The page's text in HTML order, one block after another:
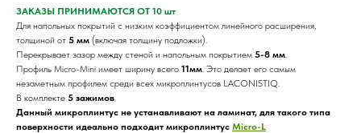
ЗАКАЗЫ ПРИНИМАЮТСЯ ОТ 10 шт
Для напольных покрытий с низким коэффициентом линейного расширения,
толщиной от 5 мм (включая толщину подложки).
Перекрывает зазор между стеной и напольным покрытием 5-8 мм.
Профиль Micro-Mini имеет ширину всего 11мм. Это делает его самым
незаметным профилем среди всех микроплинтусов LACONISTIQ.
В комплекте 5 зажимов.
Данный микроплинтус не устанавливают на ламинат, для такого типа
поверхности идеально подходит микроплинтус Micro-L